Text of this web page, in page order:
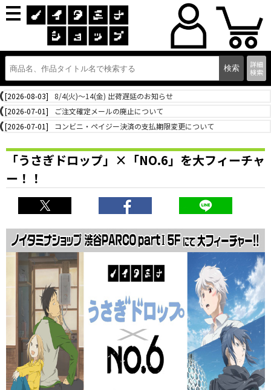
詳細
検索
[2026-08-03]
8/4(火)～14(金) 出荷遅延のお知らせ
[2026-07-01]
ご注文確定メールの廃止について
[2026-07-01]
コンビニ・ペイジー決済の支払期限変更について
「うさぎドロップ」×「NO.6」を大フィーチャ
ー！！